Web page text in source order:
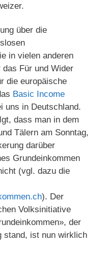
über die
in vielen anderen
Für und Wider
die europäische
Basic Income
uns in Deutschland.
dass man in dem
Tälern am Sonntag,
darüber
Grundeinkommen
(vgl. dazu die
). Der
Volksinitiative
der
stand, ist nun wirklich